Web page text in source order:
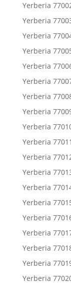
Yerberia
Yerberia
Yerberia
Yerberia
Yerberia
Yerberia
Yerberia
Yerberia
Yerberia
Yerberia 77011
Yerberia
Yerberia
Yerberia
Yerberia
Yerberia
Yerberia
Yerberia
Yerberia
Yerberia